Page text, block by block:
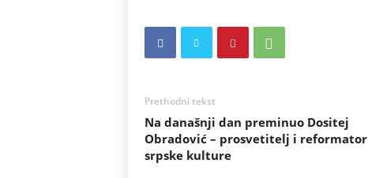
Prethodni tekst
Na današnji dan preminuo Dositej
Obradović – prosvetitelj i reformator
srpske kulture